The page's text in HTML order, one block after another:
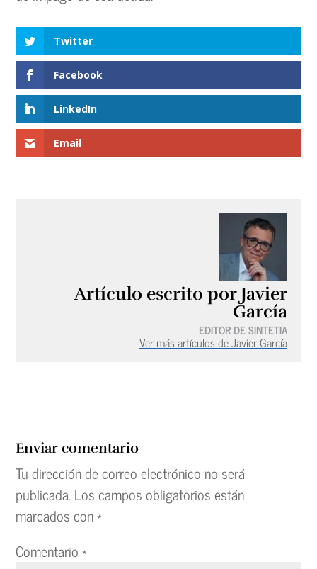
Twitter
Facebook
LinkedIn
Email
Artículo escrito por Javier
García
EDITOR DE SINTETIA
Ver más artículos de Javier García
Enviar comentario
Tu dirección de correo electrónico no será
publicada.Los campos obligatorios están
marcados con*
Comentario*